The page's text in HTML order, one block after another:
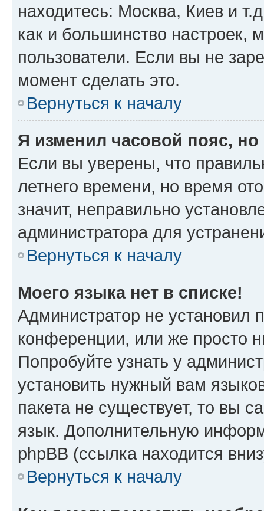
находитесь: Москва, Киев и
как и большинство настроек,
пользователи. Если вы не
момент сделать это.
Вернуться к началу
Я изменил часовой пояс,
Если вы уверены, что
летнего времени, но время
значит, неправильно
администратора для
Вернуться к началу
Моего языка нет в списке!
Администратор не установил
конференции, или же просто
Попробуйте узнать у
установить нужный вам
пакета не существует, то вы
язык. Дополнительную
phpBB (ссылка находится
Вернуться к началу